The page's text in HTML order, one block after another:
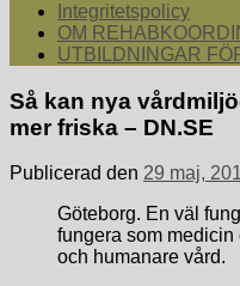
rehabkoordinator.se
Samlade nyheter för dig
samordna rehabiliterande
Integritetspolicy
OM
UTBILDNINGAR
Så kan nya
mer friska – DN.SE
Publicerad den 29 maj,
Göteborg. En väl
fungera som
och humanare vård.